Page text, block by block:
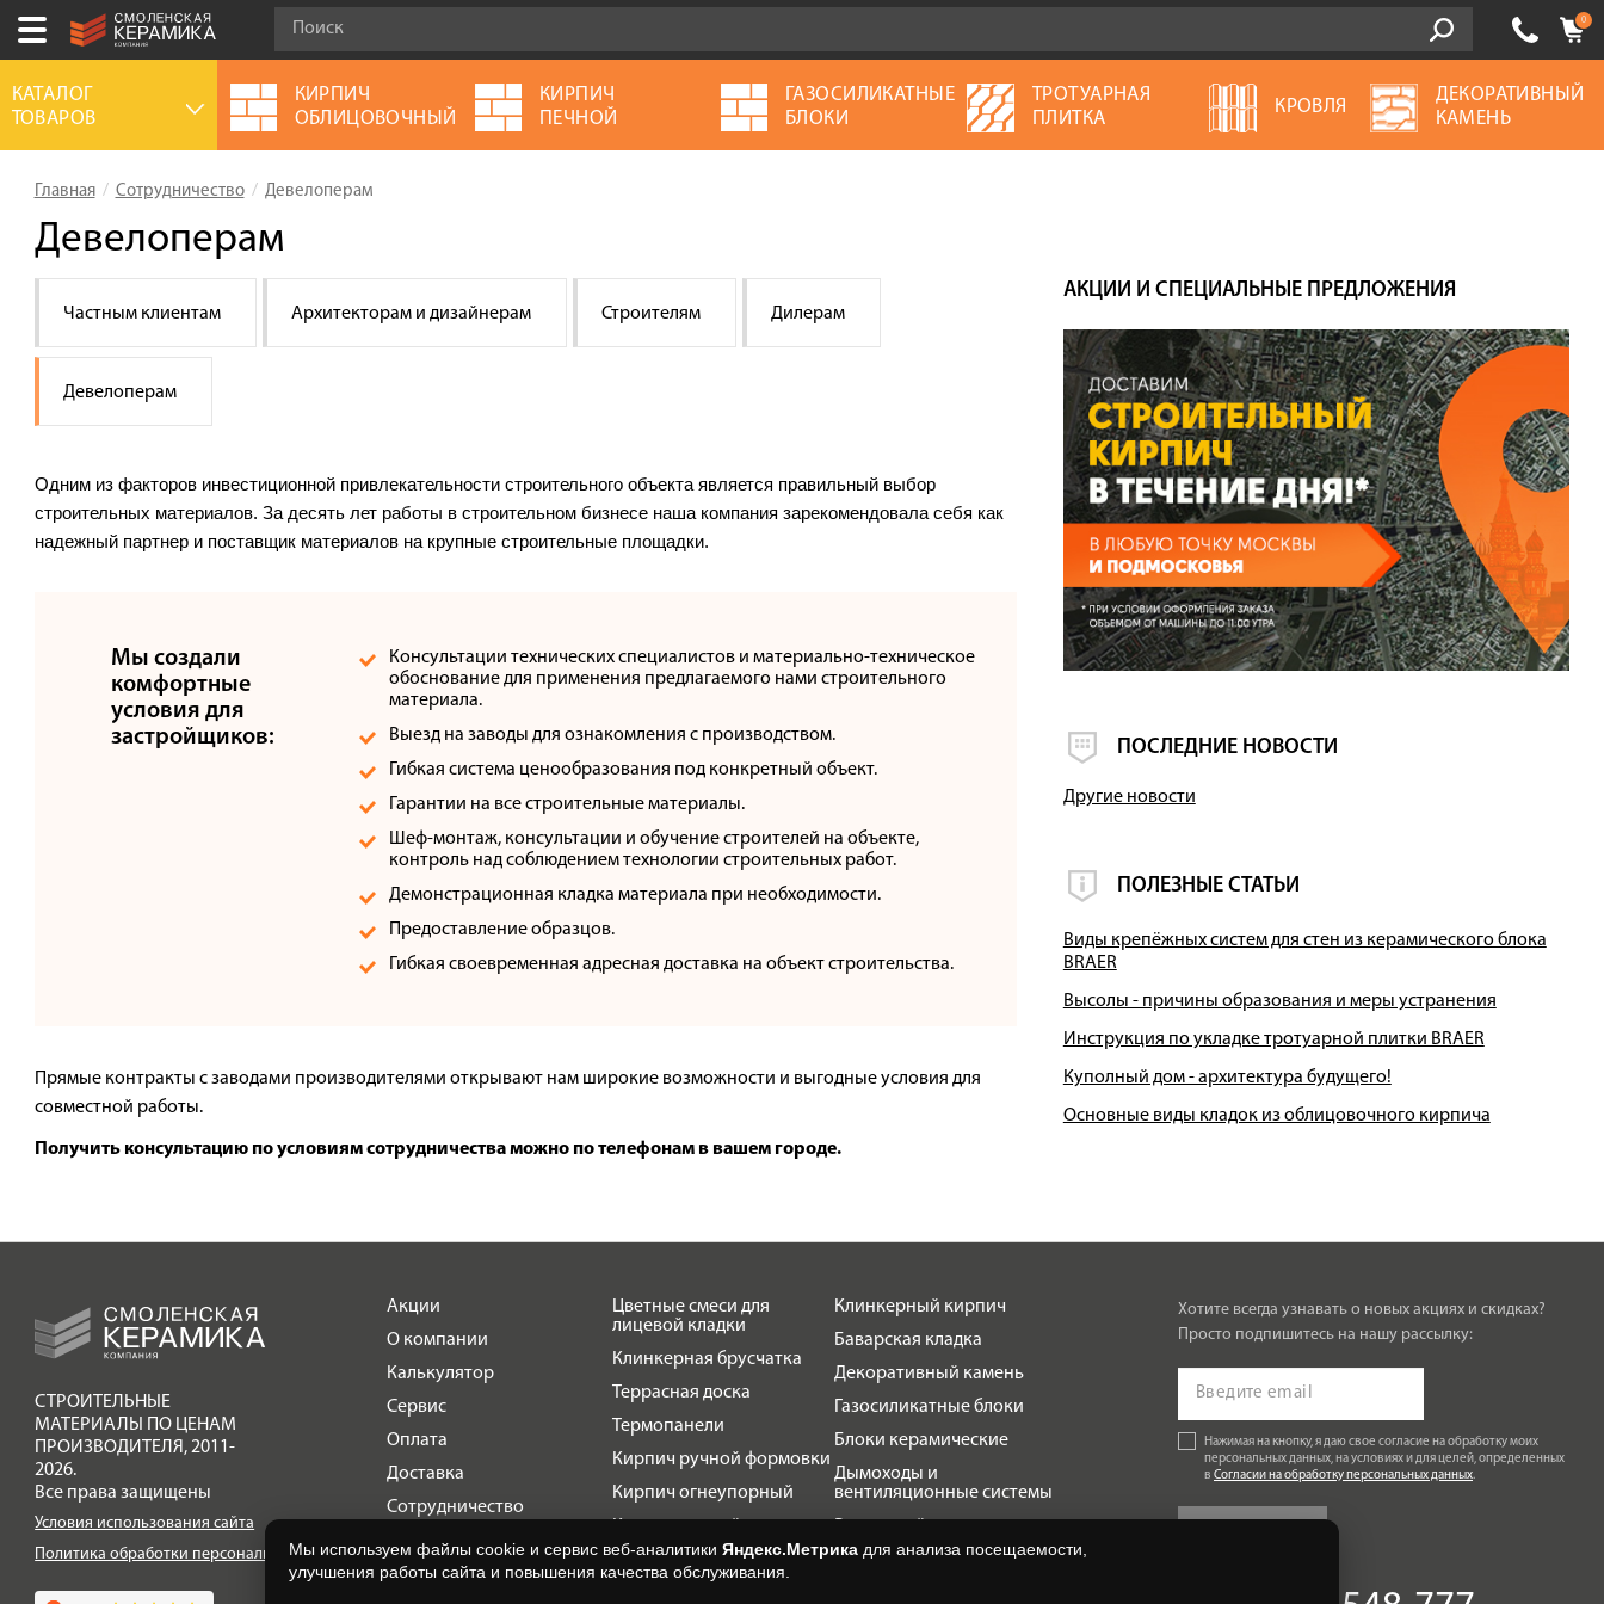
Ваш город:
Выберите ваш город:
+7 (4812) 548-777
Акции
О компании
Калькулятор
Сервис
Доставка
Сотрудничество
0
КАТАЛОГ
ТОВАРОВ
КИРПИЧ
ОБЛИЦОВОЧНЫЙ
КИРПИЧ
ПЕЧНОЙ
ГАЗОСИЛИКАТНЫЕ
БЛОКИ
ТРОТУАРНАЯ
ПЛИТКА
КРОВЛЯ
ДЕКОРАТИВНЫЙ
КАМЕНЬ
Главная Сотрудничество Девелоперам
Девелоперам
Частным клиентам Архитекторам и дизайнерам Строителям Дилерам
Девелоперам
Одним из факторов инвестиционной привлекательности строительного объекта является правильный выбор
строительных материалов. За десять лет работы в строительном бизнесе наша компания зарекомендовала себя как
надежный партнер и поставщик материалов на крупные строительные площадки.
Мы создали
комфортные
условия для
застройщиков:
Консультации технических специалистов и материально-техническое
обоснование для применения предлагаемого нами строительного
материала.
Выезд на заводы для ознакомления с производством.
Гибкая система ценообразования под конкретный объект.
Гарантии на все строительные материалы.
Шеф-монтаж, консультации и обучение строителей на объекте,
контроль над соблюдением технологии строительных работ.
Демонстрационная кладка материала при необходимости.
Предоставление образцов.
Гибкая своевременная адресная доставка на объект строительства.
Прямые контракты с заводами производителями открывают нам широкие возможности и выгодные условия для
совместной работы.
Получить консультацию по условиям сотрудничества можно по телефонам в вашем городе.
АКЦИИ И СПЕЦИАЛЬНЫЕ ПРЕДЛОЖЕНИЯ
ПОСЛЕДНИЕ НОВОСТИ
Другие новости
ПОЛЕЗНЫЕ СТАТЬИ
Виды крепёжных систем для стен из керамического блока
BRAER
Высолы - причины образования и меры устранения
Инструкция по укладке тротуарной плитки BRAER
Куполный дом - архитектура будущего!
Основные виды кладок из облицовочного кирпича
Акции
О компании
Калькулятор
Сервис
Оплата
Доставка
Сотрудничество
Галерея объектов
Контакты
Цветные смеси для
лицевой кладки
Клинкерная брусчатка
Террасная доска
Термопанели
Кирпич ручной формовки
Кирпич огнеупорный
облицовочный
Строительный кирпич
Клинкерный кирпич
Баварская кладка
Декоративный камень
Газосиликатные блоки
Блоки керамические
Дымоходы и
вентиляционные системы
Блоки заборные
СТРОИТЕЛЬНЫЕ
МАТЕРИАЛЫ ПО ЦЕНАМ
ПРОИЗВОДИТЕЛЯ,2011-
2026.
Все права защищены
Условия использования сайта
Политика обработки персональных данных
Хотите всегда узнавать о новых акциях и скидках?
Просто подпишитесь на нашу рассылку:
Нажимая на кнопку, я даю свое согласие на обработку моих
персональных данных, на условиях и для целей, определенных
в Согласии на обработку персональных данных.
Мы используем файлы cookie и сервис веб-аналитики Яндекс.Метрика для анализа посещаемости,
улучшения работы сайта и повышения качества обслуживания.